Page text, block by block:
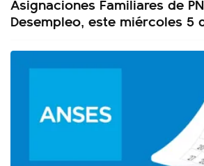
Desempleo, este miércoles 5